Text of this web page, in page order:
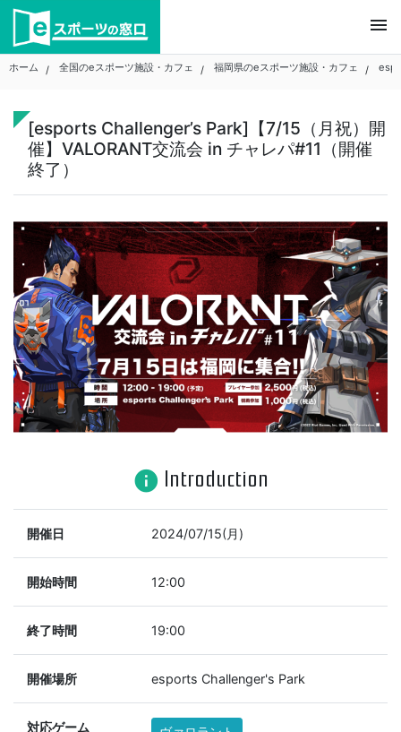
Skip
content
menu
ホーム 全国のeスポーツ施設・カフェ 福岡県のeスポーツ施設・カフェ
[esports Challenger’s Park]【7/15（月祝）開
催】VALORANT交流会 in チャレパ#11（開催
終了）
info Introduction
開催日 2024/07/15(月)
開始時間 12:00
終了時間 19:00
開催場所 esports Challenger's Park
対応ゲーム